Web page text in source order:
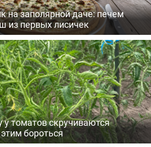
на заполярной даче: печем
из первых лисичек
у томатов скручиваются
бороться